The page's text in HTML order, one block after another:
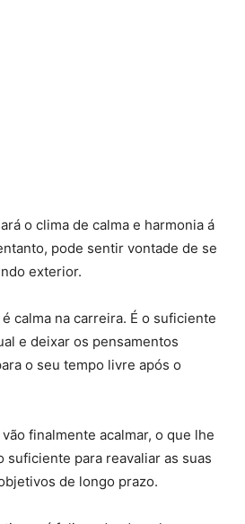
o clima de calma e harmonia á
pode sentir vontade de se
exterior.
calma na carreira. É o suficiente
e deixar os pensamentos
o seu tempo livre após o
finalmente acalmar, o que lhe
suficiente para reavaliar as suas
de longo prazo.